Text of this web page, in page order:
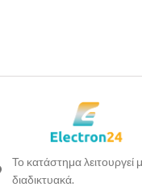
Το κατάστημα λειτουργεί
διαδικτυακά.